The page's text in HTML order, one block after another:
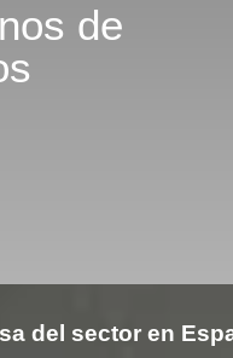
de
del sector en